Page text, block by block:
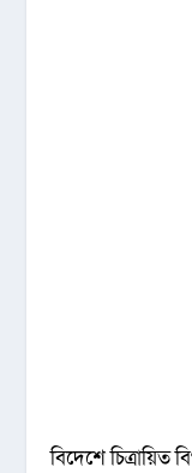
বিদেশে চিত্রায়িত